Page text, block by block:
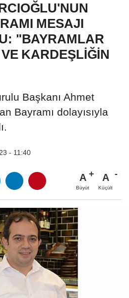
MESAJI
"BAYRAMLAR
KARDEŞLİĞİN
Başkanı Ahmet
Bayramı dolayısıyla
- 11:40
A
Büyüt
A
Küçült